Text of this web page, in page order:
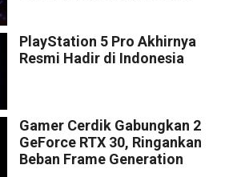
PlayStation 5 Pro Akhirnya
Resmi Hadir di Indonesia
Gamer Cerdik Gabungkan 2
GeForce RTX 30, Ringankan
Beban Frame Generation